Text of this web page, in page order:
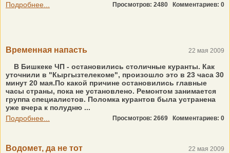
Подробнее...
Просмотров: 2480 Комментариев: 0
Временная напасть 22 мая 2009
В Бишкеке ЧП - остановились столичные куранты. Как
уточнили в "Кыргызтелекоме", произошло это в 23 часа 30
минут 20 мая.По какой причине остановились главные
часы страны, пока не установлено. Ремонтом занимается
группа специалистов. Поломка курантов была устранена
уже вчера к полудню ...
Подробнее...
Просмотров: 2669 Комментариев: 0
Водомет, да не тот 22 мая 2009